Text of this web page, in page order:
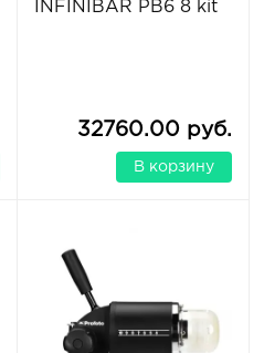
INFINIBAR PB6 8 kit
32760.00 руб.
В корзину